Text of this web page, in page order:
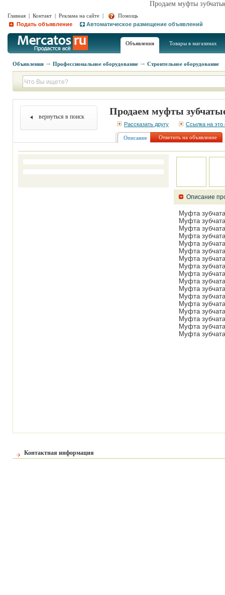
Продаем муфты
Главная | Контакт | Реклама на сайте |
Помощь
Подать объявление
Автоматическое размещение объявлений
Объявления Товары в магазинах
Объявления Профессиональное оборудование Строительное оборудование
вернуться в поиск Продаем муфты
Рассказать другу Ссылка на это
Описание Ответить на объявление
Описание
Муфта
Муфта
Муфта
Муфта
Муфта
Муфта
Муфта
Муфта
Муфта
Муфта
Муфта
Муфта
Муфта
Муфта
Муфта
Муфта
Муфта
Контактная информация